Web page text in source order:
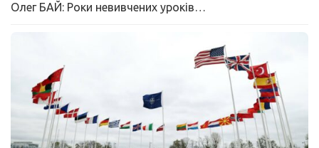
Олег БАЙ: Роки невивчених уроків…